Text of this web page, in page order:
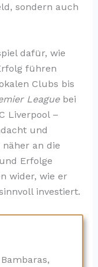
sondern auch
dafür, wie
führen
Clubs bis
Leaguebei
Liverpool –
und
an die
Erfolge
wider, wie er
investiert.